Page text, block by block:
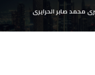
محمد صابر الحرايرى